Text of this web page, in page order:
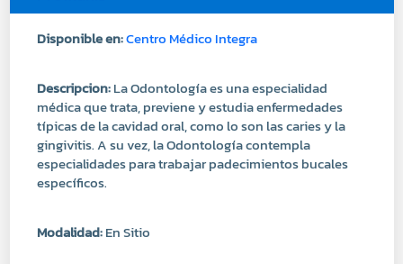
Descripcion:La Odontología es una especialidad
gingivitis. A su vez, la Odontología contempla
especialidades para trabajar padecimientos bucales
específicos.
Modalidad:En Sitio
Especialidad:Odontología